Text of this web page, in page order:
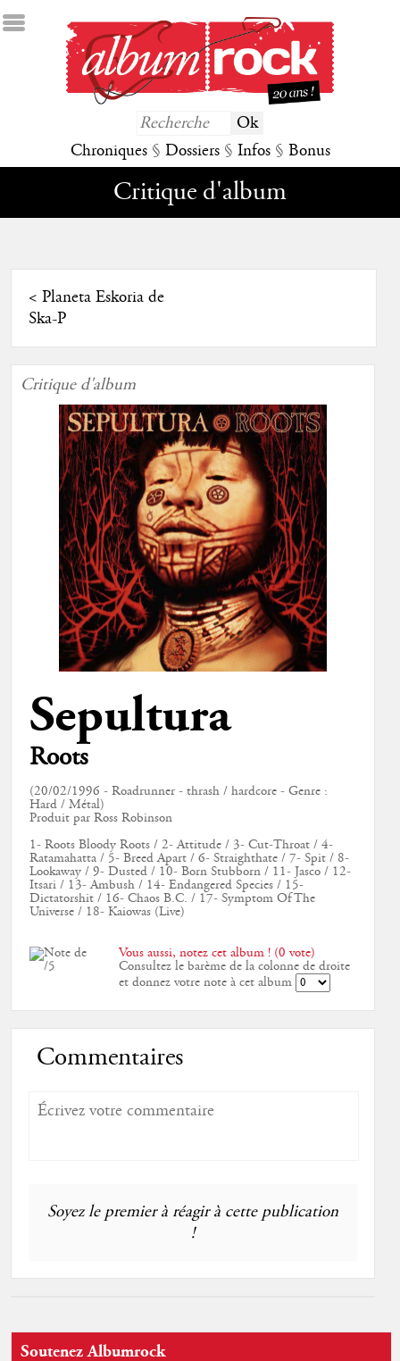
Chroniques § Dossiers § Infos § Bonus
Critique d'album
< Planeta Eskoria de
Ska-P
Critique d'album
Sepultura
Roots
(20/02/1996 - Roadrunner - thrash / hardcore - Genre :
Hard / Métal)
Produit par Ross Robinson
1- Roots Bloody Roots / 2- Attitude / 3- Cut-Throat / 4-
Ratamahatta / 5- Breed Apart / 6- Straighthate / 7- Spit / 8-
Lookaway / 9- Dusted / 10- Born Stubborn / 11- Jasco / 12-
Itsari / 13- Ambush / 14- Endangered Species / 15-
Dictatorshit / 16- Chaos B.C. / 17- Symptom Of The
Universe / 18- Kaiowas (Live)
Vous aussi, notez cet album ! (0 vote)
Consultez le barème de la colonne de droite
et donnez votre note à cet album
Commentaires
Soyez le premier à réagir à cette publication
!
Soutenez Albumrock